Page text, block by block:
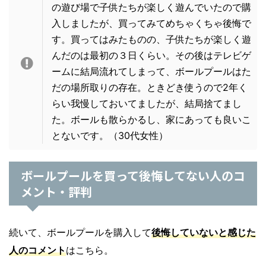
の遊び場で子供たちが楽しく遊んでいたので購
入しましたが、買ってみてめちゃくちゃ後悔で
す。買ってはみたものの、子供たちが楽しく遊
んだのは最初の３日くらい。その後はテレビゲ
ームに結局流れてしまって、ボールプールはた
だの場所取りの存在。ときどき使うので2年く
らい我慢しておいてましたが、結局捨てまし
た。ボールも散らかるし、家にあっても良いこ
とないです。
（30代女性）
ボールプールを買って後悔してない人のコ
メント・評判
続いて、ボールプールを購入して後悔していないと感じた
人のコメントはこちら。